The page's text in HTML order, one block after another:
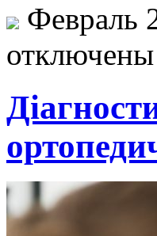
Февраль
отключены